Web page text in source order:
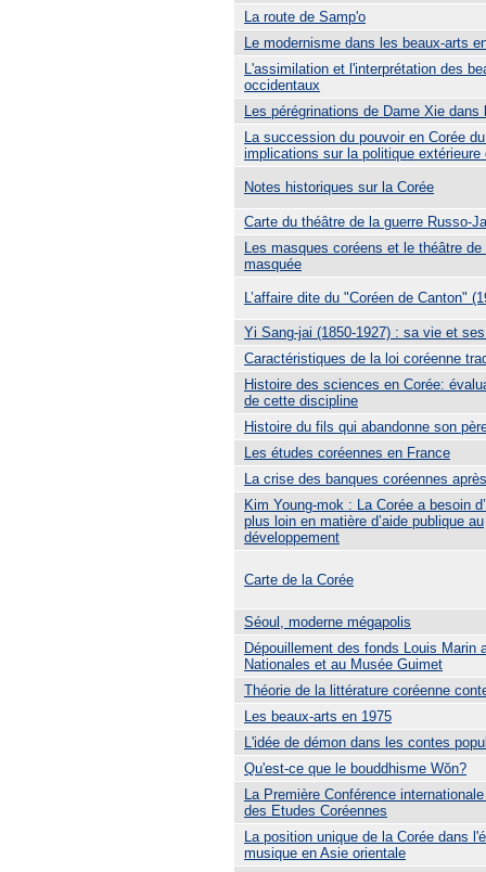
La route de Samp'o
Le modernisme dans les beaux-arts
L'assimilation et l'interprétation des
occidentaux
Les pérégrinations de Dame Xie dans
La succession du pouvoir en Corée
implications sur la politique extérieure
Notes historiques sur la Corée
Carte du théâtre de la guerre Russo-
Les masques coréens et le théâtre
masquée
L’affaire dite du "Coréen de Canton"
Yi Sang-jai (1850-1927) : sa vie et
Caractéristiques de la loi coréenne
Histoire des sciences en Corée:
de cette discipline
Histoire du fils qui abandonne son
Les études coréennes en France
La crise des banques coréennes
Kim Young-mok : La Corée a besoin
plus loin en matière d’aide publique au
développement
Carte de la Corée
Séoul, moderne mégapolis
Dépouillement des fonds Louis Marin
Nationales et au Musée Guimet
Théorie de la littérature coréenne
Les beaux-arts en 1975
L'idée de démon dans les contes
Qu'est-ce que le bouddhisme Wŏn?
La Première Conférence
des Etudes Coréennes
La position unique de la Corée dans
musique en Asie orientale